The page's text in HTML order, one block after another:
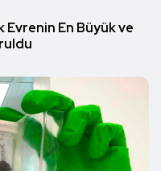
Evrenin En Büyük ve